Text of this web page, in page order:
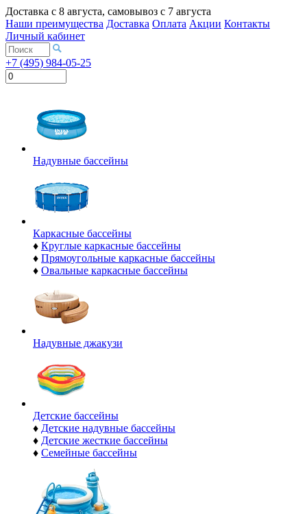
Доставка с 8 августа, самовывоз с 7 августа
Наши преимущества Доставка Оплата Акции Контакты
Личный кабинет
+7 (495) 984-05-25
Надувные бассейны
Каркасные бассейны
♦ Круглые каркасные бассейны
♦ Прямоугольные каркасные бассейны
♦ Овальные каркасные бассейны
Надувные джакузи
Детские бассейны
♦ Детские надувные бассейны
♦ Детские жесткие бассейны
♦ Семейные бассейны